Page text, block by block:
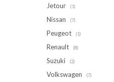
Jetour (1)
Nissan (7)
Peugeot (1)
Renault (8)
Suzuki (2)
Volkswagen (7)